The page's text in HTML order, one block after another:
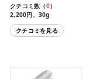
クチコミ数（0）
2,200円、30g
クチコミを見る